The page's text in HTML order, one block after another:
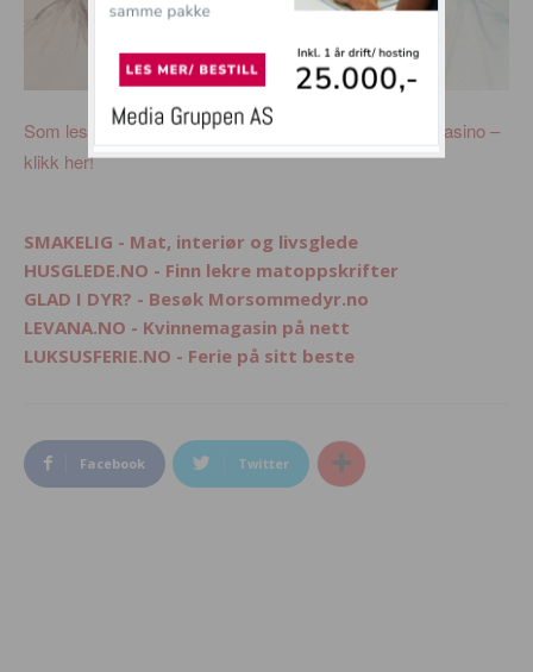
Som leser av Eavisa FÅR du nå 50 kr hos ComeOn Casino –
klikk her!
SMAKELIG - Mat, interiør og livsglede
HUSGLEDE.NO - Finn lekre matoppskrifter
GLAD I DYR? - Besøk Morsommedyr.no
LEVANA.NO - Kvinnemagasin på nett
LUKSUSFERIE.NO - Ferie på sitt beste
Facebook Twitter